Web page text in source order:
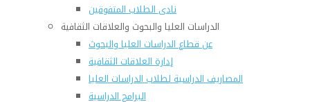
نادى الطلاب المتفوقين
الدراسات العليا والبحوث والعلاقات الثقافية
عن قطاع الدراسات العليا والبحوث
إدارة العلاقات الثقافية
المصاريف الدراسية لطلاب الدراسات العليا
البرامج الدراسية